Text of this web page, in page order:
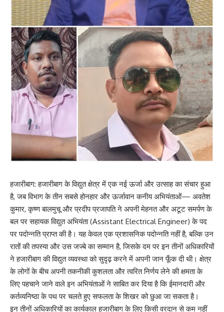
हजारीबाग: हजारीबाग के विद्युत क्षेत्र में एक नई ऊर्जा और उत्साह का संचार हुआ
है, जब विभाग के तीन सबसे होनहार और ऊर्जावान कनीय अभियंताओं— अवतेश
कुमार, कृष्ण बालमुचू और प्रदीप प्रजापति ने अपनी मेहनत और अटूट समर्पण के
बल पर सहायक विद्युत अभियंता (Assistant Electrical Engineer) के पद
पर पदोन्नति प्राप्त की है। यह केवल एक प्रशासनिक पदोन्नति नहीं है, बल्कि उन
रातों की तपस्या और उस जज्बे का सम्मान है, जिसके दम पर इन तीनों अधिकारियों
ने हजारीबाग की विद्युत व्यवस्था को सुदृढ़ करने में अपनी जान फूँक दी थी। क्षेत्र
के लोगों के बीच अपनी तकनीकी कुशलता और त्वरित निर्णय लेने की क्षमता के
लिए पहचाने जाने वाले इन अभियंताओं ने साबित कर दिया है कि ईमानदारी और
कर्तव्यनिष्ठा के पथ पर चलते हुए सफलता के शिखर को छुआ जा सकता है।
​इन तीनों अधिकारियों का कार्यकाल हजारीबाग के लिए किसी वरदान से कम नहीं